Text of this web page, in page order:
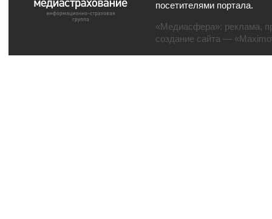
посетителями портала.
«Медиасфера»: реклама,
создание сайта —